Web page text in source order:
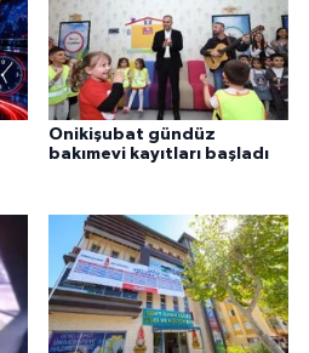
Onikişubat gündüz
bakımevi kayıtları başladı